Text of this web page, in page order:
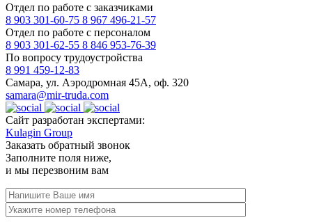
Отдел по работе с заказчиками
8 903 301-60-75 8 967 496-21-57
Отдел по работе с персоналом
8 903 301-62-55 8 846 953-76-39
По вопросу трудоустройства
8 991 459-12-83
Самара, ул. Аэродромная 45А, оф. 320
samara@mir-truda.com
Сайт разработан экспертами:
Kulagin Group
Заказать обратный звонок
Заполните поля ниже,
и мы перезвоним вам